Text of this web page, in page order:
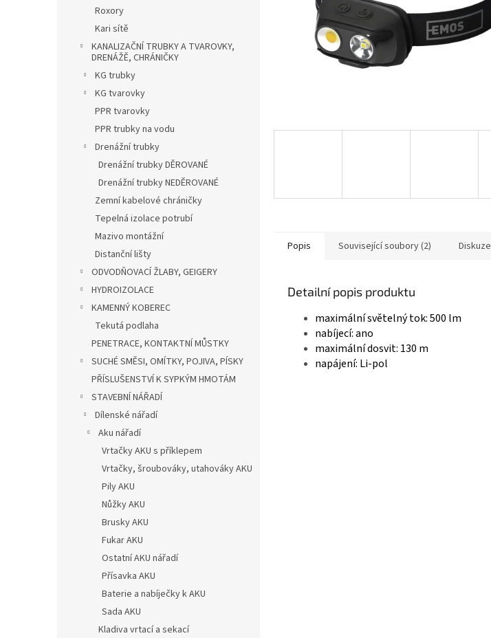
Roxory
Kari sítě
KANALIZAČNÍ TRUBKY A TVAROVKY,
DRENÁŽĚ, CHRÁNIČKY
KG trubky
KG tvarovky
PPR tvarovky
PPR trubky na vodu
Drenážní trubky
Drenážní trubky DĚROVANÉ
Drenážní trubky NEDĚROVANÉ
Zemní kabelové chráničky
Tepelná izolace potrubí
Mazivo montážní
Distanční lišty
ODVODŇOVACÍ ŽLABY, GEIGERY
HYDROIZOLACE
KAMENNÝ KOBEREC
Tekutá podlaha
PENETRACE, KONTAKTNÍ MŮSTKY
SUCHÉ SMĚSI, OMÍTKY, POJIVA, PÍSKY
PŘÍSLUŠENSTVÍ K SYPKÝM HMOTÁM
STAVEBNÍ NÁŘADÍ
Dílenské nářadí
Aku nářadí
Vrtačky AKU s příklepem
Vrtačky, šroubováky, utahováky AKU
Pily AKU
Nůžky AKU
Brusky AKU
Fukar AKU
Ostatní AKU nářadí
Přísavka AKU
Baterie a nabíječky k AKU
Sada AKU
Kladiva vrtací a sekací
Popis Související soubory (2) Diskuze
Detailní popis produktu
maximální světelný tok: 500 lm
nabíjecí: ano
maximální dosvit: 130 m
napájení: Li-pol